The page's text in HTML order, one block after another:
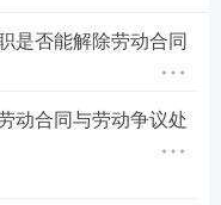
是否能解除劳动合同
动合同与劳动争议处